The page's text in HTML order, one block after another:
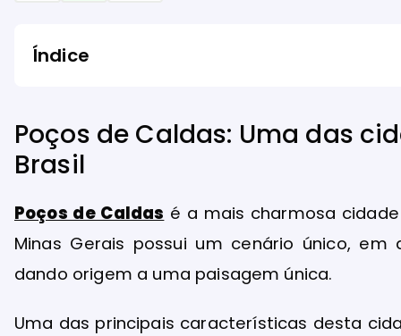
Índice
Poços de Caldas: Uma das
Brasil
Poços de Caldas é a mais charmosa
Minas Gerais possui um cenário único,
dando origem a uma paisagem única.
Uma das principais características desta